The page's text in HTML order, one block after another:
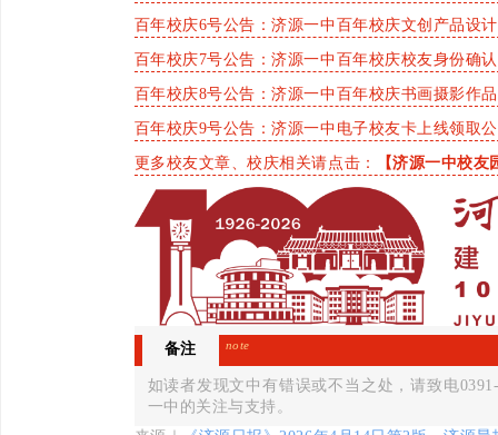
百年校庆6号公告：济源一中百年校庆文创产品设
百年校庆7号公告：济源一中百年校庆校友身份确
百年校庆8号公告：济源一中百年校庆书画摄影作
百年校庆9号公告：济源一中电子校友卡上线领取
更多校友文章、校庆相关请点击： 【济源一中校友
备注 note
如读者发现文中有错误或不当之处，请致电
一中的关注与支持。